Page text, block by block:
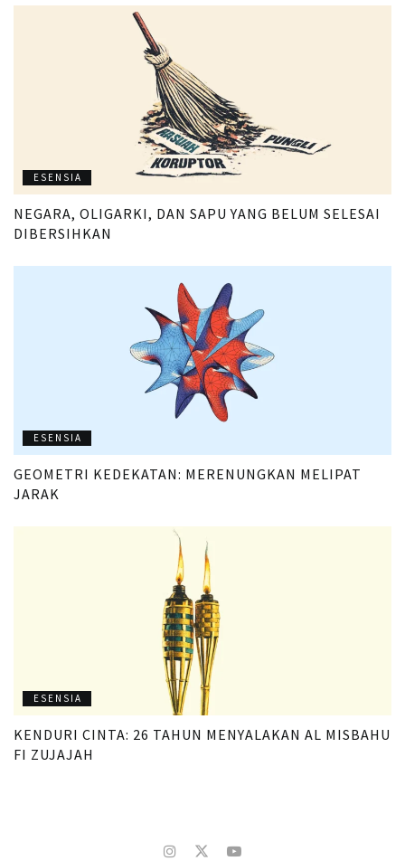
ESENSIA
NEGARA, OLIGARKI, DAN SAPU YANG BELUM SELESAI
DIBERSIHKAN
ESENSIA
GEOMETRI KEDEKATAN: MERENUNGKAN MELIPAT
JARAK
ESENSIA
KENDURI CINTA: 26 TAHUN MENYALAKAN AL MISBAHU
FI ZUJAJAH